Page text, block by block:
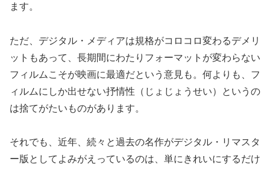
ます。
ただ、デジタル・メディアは規格がコロコロ変わるデメリ
ットもあって、長期間にわたりフォーマットが変わらない
フィルムこそが映画に最適だという意見も。何よりも、フ
ィルムにしか出せない抒情性（じょじょうせい）というの
は捨てがたいものがあります。
それでも、近年、続々と過去の名作がデジタル・リマスタ
ー版としてよみがえっているのは、単にきれいにするだけ